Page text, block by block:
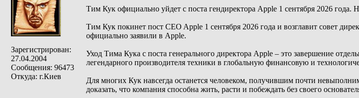
Зарегистрирован:
27.04.2004
Сообщения: 96473
Откуда: г.Киев
Тим Кук официально уйдет с поста гендиректора Apple 1 сентября 2026
Тим Кук покинет пост CEO Apple 1 сентября 2026 года и возглавит совет
официально заявили в Apple.
Уход Тима Кука с поста генерального директора Apple – это завершение
легендарного производителя техники в глобальную финансовую и
Для многих Кук навсегда останется человеком, получившим почти
доказать, что компания способна жить, расти и побеждать без своего